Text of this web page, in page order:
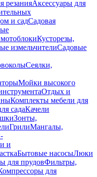
резанияАксессуары для
и садСадовая
Кусторезы,
измельчителиСадовые
Сеялки,
Мойки высокого
Отдых и
Комплекты мебели для
садаКачели
Зонты,
ГрилиМангалы,
и
Бытовые насосыЛюки
для прудовФильтры,
для